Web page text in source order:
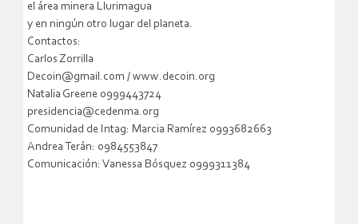
el área minera Llurimagua
y en ningún otro lugar del planeta.
Contactos:
Carlos Zorrilla
Decoin@gmail.com / www.decoin.org
Natalia Greene 0999443724
presidencia@cedenma.org
Comunidad de Intag: Marcia Ramírez 0993682663
Andrea Terán: 0984553847
Comunicación: Vanessa Bósquez 0999311384